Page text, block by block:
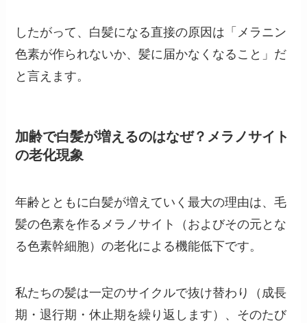
したがって、白髪になる直接の原因は「メラニン
色素が作られないか、髪に届かなくなること」だ
と言えます。
加齢で白髪が増えるのはなぜ？メラノサイト
の老化現象
年齢とともに白髪が増えていく最大の理由は、毛
髪の色素を作るメラノサイト（およびその元とな
る色素幹細胞）の老化による機能低下です。
私たちの髪は一定のサイクルで抜け替わり（成長
期・退行期・休止期を繰り返します）、そのたび